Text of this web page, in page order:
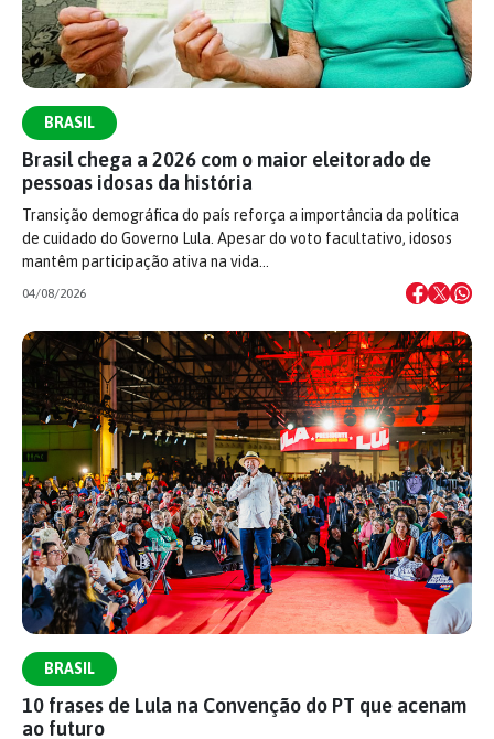
BRASIL
Brasil chega a 2026 com o maior eleitorado de
pessoas idosas da história
Transição demográfica do país reforça a importância da política
de cuidado do Governo Lula. Apesar do voto facultativo, idosos
mantêm participação ativa na vida…
04/08/2026
BRASIL
10 frases de Lula na Convenção do PT que acenam
ao futuro